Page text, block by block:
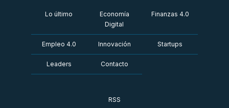
Lo último
Economía
Digital
Finanzas 4.0
Empleo 4.0 Innovación Startups
Leaders Contacto
RSS